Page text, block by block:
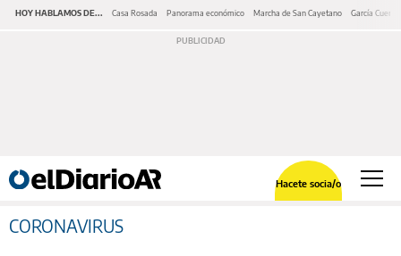
HOY HABLAMOS DE... Casa Rosada Panorama económico Marcha de San Cayetano García Cuerva
Hacete socia/o
CORONAVIRUS